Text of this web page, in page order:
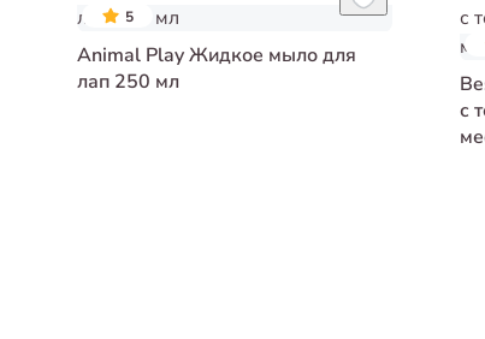
5
Animal Play Жидкое мыло для
лап 250 мл
с